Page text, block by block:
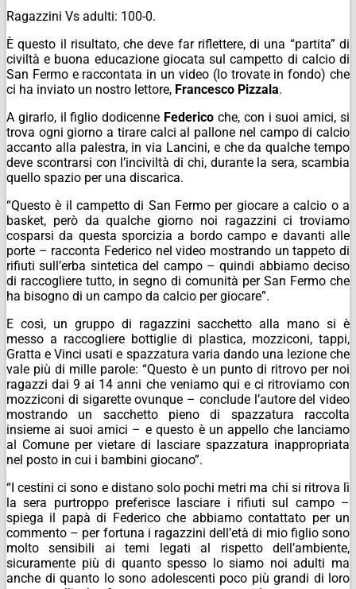
Ragazzini Vs adulti: 100-0.
È questo il risultato, che deve far riflettere, di una “partita” di
civiltà e buona educazione giocata sul campetto di calcio di
San Fermo e raccontata in un video (lo trovate in fondo) che
ci ha inviato un nostro lettore, Francesco Pizzala.
A girarlo, il figlio dodicenne Federico che, con i suoi amici, si
trova ogni giorno a tirare calci al pallone nel campo di calcio
accanto alla palestra, in via Lancini, e che da qualche tempo
deve scontrarsi con l’inciviltà di chi, durante la sera, scambia
quello spazio per una discarica.
“Questo è il campetto di San Fermo per giocare a calcio o a
basket, però da qualche giorno noi ragazzini ci troviamo
cosparsi da questa sporcizia a bordo campo e davanti alle
porte – racconta Federico nel video mostrando un tappeto di
rifiuti sull’erba sintetica del campo – quindi abbiamo deciso
di raccogliere tutto, in segno di comunità per San Fermo che
ha bisogno di un campo da calcio per giocare”.
E così, un gruppo di ragazzini sacchetto alla mano si è
messo a raccogliere bottiglie di plastica, mozziconi, tappi,
Gratta e Vinci usati e spazzatura varia dando una lezione che
vale più di mille parole: “Questo è un punto di ritrovo per noi
ragazzi dai 9 ai 14 anni che veniamo qui e ci ritroviamo con
mozziconi di sigarette ovunque – conclude l’autore del video
mostrando un sacchetto pieno di spazzatura raccolta
insieme ai suoi amici – e questo è un appello che lanciamo
al Comune per vietare di lasciare spazzatura inappropriata
nel posto in cui i bambini giocano”.
“I cestini ci sono e distano solo pochi metri ma chi si ritrova lì
la sera purtroppo preferisce lasciare i rifiuti sul campo –
spiega il papà di Federico che abbiamo contattato per un
commento – per fortuna i ragazzini dell’età di mio figlio sono
molto sensibili ai temi legati al rispetto dell’ambiente,
sicuramente più di quanto spesso lo siamo noi adulti ma
anche di quanto lo sono adolescenti poco più grandi di loro